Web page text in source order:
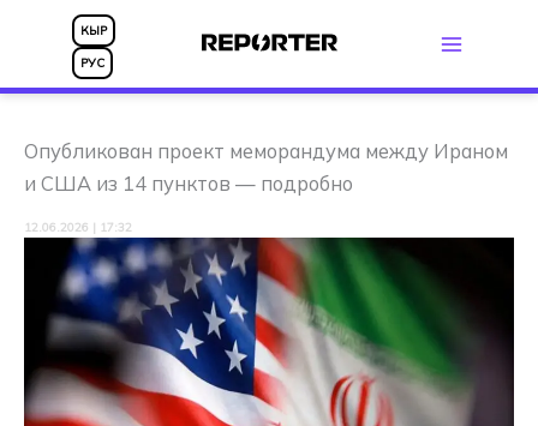
Перейти
содержимому
КЫР
РУС
Опубликован проект меморандума между Ираном
и США из 14 пунктов — подробно
12.06.2026 | 17:32